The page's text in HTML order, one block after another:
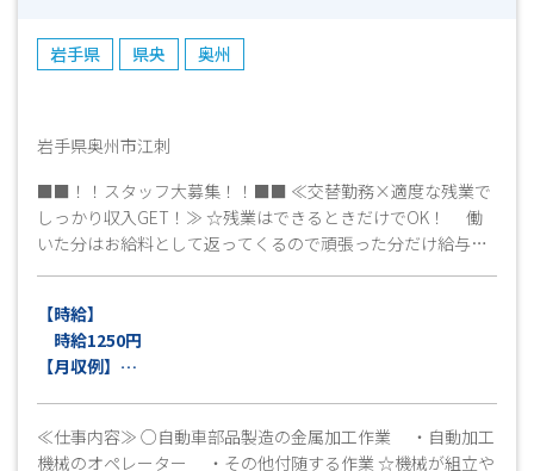
岩手県 県央 奥州
岩手県奥州市江刺
■■！！スタッフ大募集！！■■ ≪交替勤務×適度な残業で
しっかり収入GET！≫ ☆残業はできるときだけでOK！ 働
いた分はお給料として返ってくるので頑張った分だけ給与UP
していきましょう♪ 工場見学可能です！お気軽にお問合せ下
さい★ﾐ(^^)！
【時給】
時給1250円
【月収例】
※深夜手当（22時～翌5時迄）
≪仕事内容≫ ○自動車部品製造の金属加工作業 ・自動加工
機械のオペレーター ・その他付随する作業 ☆機械が組立や